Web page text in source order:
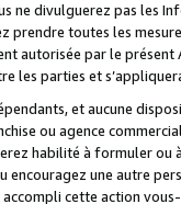
ne divulguerez pas les
prendre toutes les
autorisée par le
les parties et
et aucune
ou agence
habilité à formuler
encouragez une autre
cette action